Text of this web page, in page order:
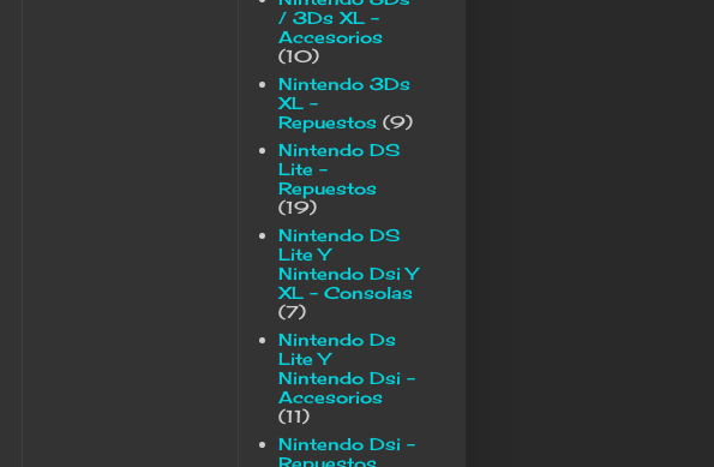
/ 3Ds XL -
Accesorios
(10)
Nintendo 3Ds
XL -
Repuestos (9)
Nintendo DS
Lite -
Repuestos
(19)
Nintendo DS
Lite Y
Nintendo Dsi Y
XL - Consolas
(7)
Nintendo Ds
Lite Y
Nintendo Dsi -
Accesorios
(11)
Nintendo Dsi -
Repuestos